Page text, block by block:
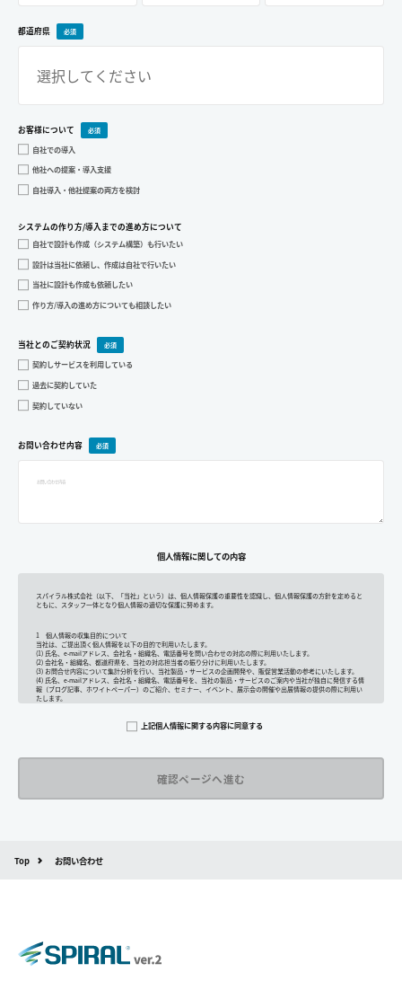
都道府県
お客様について
自社での導入
他社への提案・導入支援
自社導入・他社提案の両方を検討
システムの作り方/導入までの進め方について
自社で設計も作成（システム構築）も行いたい
設計は当社に依頼し、作成は自社で行いたい
当社に設計も作成も依頼したい
作り方/導入の進め方についても相談したい
当社とのご契約状況
契約しサービスを利用している
過去に契約していた
契約していない
お問い合わせ内容
個人情報に関しての内容
スパイラル株式会社（以下、「当社」という）は、個人情報保護の重要性を認識し、個人情報保護の方針を定めると
ともに、スタッフ一体となり個人情報の適切な保護に努めます。
1 個人情報の収集目的について
当社は、ご提出頂く個人情報を以下の目的で利用いたします。
(1) 氏名、e-mailアドレス、会社名・組織名、電話番号を問い合わせの対応の際に利用いたします。
(2) 会社名・組織名、都道府県を、当社の対応担当者の振り分けに利用いたします。
(3) お問合せ内容について集計分析を行い、当社製品・サービスの企画開発や、販促営業活動の参考にいたします。
(4) 氏名、e-mailアドレス、会社名・組織名、電話番号を、当社の製品・サービスのご案内や当社が独自に発信する情
報（ブログ記事、ホワイトペーパー）のご紹介、セミナー、イベント、展示会の開催や出展情報の提供の際に利用い
たします。
規則（以下、「GDPR」という）に準拠した適切な保護措置を講じます。
詳しくは、11.Google 拡張コンバージョンの利用をご確認ください。
当社が管理する本フォームから取得した情報とGoogle LLC が管理する当社Webサイト閲覧履歴等の情報を紐づけ、
5 個人情報の保存期間について
上記個人情報に関する内容に同意する
Top お問い合わせ